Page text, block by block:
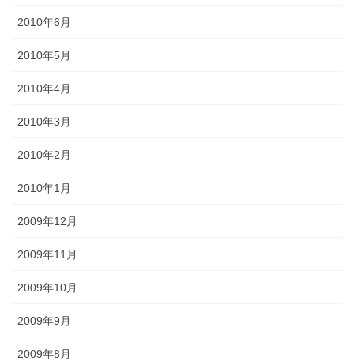
2010年6月
2010年5月
2010年4月
2010年3月
2010年2月
2010年1月
2009年12月
2009年11月
2009年10月
2009年9月
2009年8月